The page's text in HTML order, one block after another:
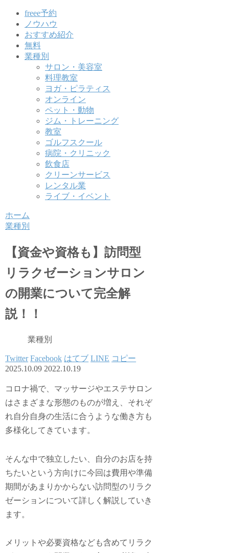
freee予約
ノウハウ
おすすめ紹介
無料
業種別
サロン・美容室
料理教室
ヨガ・ピラティス
オンライン
ペット・動物
ジム・トレーニング
教室
ゴルフスクール
病院・クリニック
飲食店
クリーンサービス
レンタル業
ライブ・イベント
ホーム
業種別
【資金や資格も】訪問型
リラクゼーションサロン
の開業について完全解
説！！
業種別
Twitter Facebook はてブ LINE コピー
2025.10.09 2022.10.19
コロナ禍で、マッサージやエステサロン
はさまざまな形態のものが増え、それぞ
れ自分自身の生活に合うような働き方も
多様化してきています。
そんな中で独立したい、自分のお店を持
ちたいという方向けに今回は費用や準備
期間があまりかからない訪問型のリラク
ゼーションについて詳しく解説していき
ます。
メリットや必要資格なども含めてリラク